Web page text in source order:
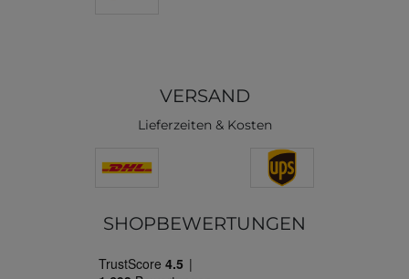
VERSAND
Lieferzeiten & Kosten
SHOPBEWERTUNGEN